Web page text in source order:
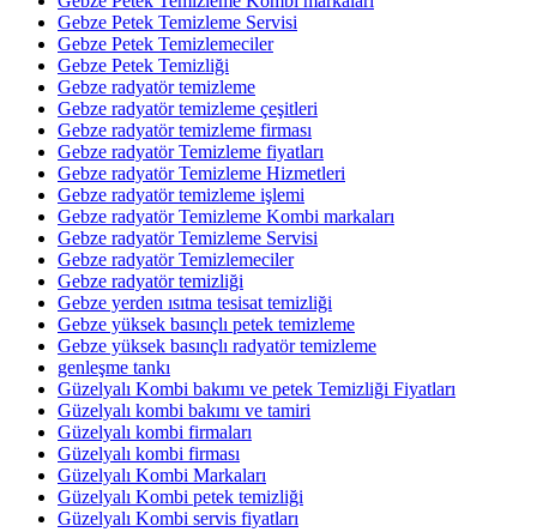
Gebze Petek Temizleme Servisi
Gebze Petek Temizlemeciler
Gebze Petek Temizliği
Gebze radyatör temizleme
Gebze radyatör temizleme çeşitleri
Gebze radyatör temizleme firması
Gebze radyatör Temizleme fiyatları
Gebze radyatör Temizleme Hizmetleri
Gebze radyatör temizleme işlemi
Gebze radyatör Temizleme Kombi markaları
Gebze radyatör Temizleme Servisi
Gebze radyatör Temizlemeciler
Gebze radyatör temizliği
Gebze yerden ısıtma tesisat temizliği
Gebze yüksek basınçlı petek temizleme
Gebze yüksek basınçlı radyatör temizleme
genleşme tankı
Güzelyalı Kombi bakımı ve petek Temizliği Fiyatları
Güzelyalı kombi bakımı ve tamiri
Güzelyalı kombi firmaları
Güzelyalı kombi firması
Güzelyalı Kombi Markaları
Güzelyalı Kombi petek temizliği
Güzelyalı Kombi servis fiyatları